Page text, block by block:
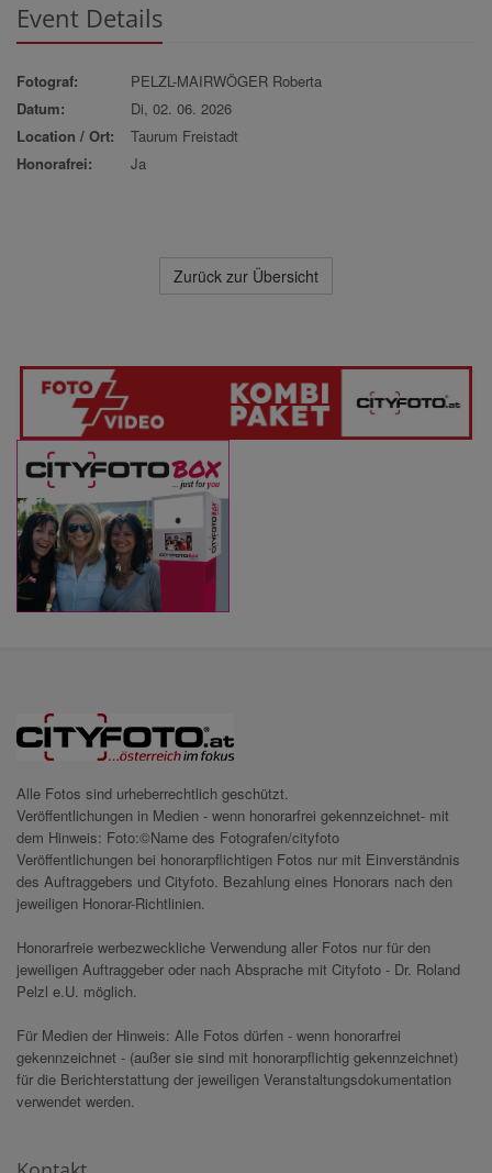
Event Details
Fotograf:
PELZL-MAIRWÖGER Roberta
Datum:
Di, 02. 06. 2026
Location / Ort:
Taurum Freistadt
Honorafrei:
Ja
Zurück zur Übersicht
Alle Fotos sind urheberrechtlich geschützt.
Veröffentlichungen in Medien - wenn honorarfrei gekennzeichnet- mit
dem Hinweis: Foto:©Name des Fotografen/cityfoto
Veröffentlichungen bei honorarpflichtigen Fotos nur mit Einverständnis
des Auftraggebers und Cityfoto. Bezahlung eines Honorars nach den
jeweiligen Honorar-Richtlinien.
Honorarfreie werbezweckliche Verwendung aller Fotos nur für den
jeweiligen Auftraggeber oder nach Absprache mit Cityfoto - Dr. Roland
Pelzl e.U. möglich.
Für Medien der Hinweis: Alle Fotos dürfen - wenn honorarfrei
gekennzeichnet - (außer sie sind mit honorarpflichtig gekennzeichnet)
für die Berichterstattung der jeweiligen Veranstaltungsdokumentation
verwendet werden.